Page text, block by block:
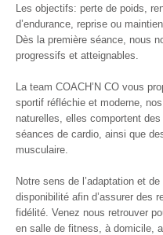
Les objectifs: perte de poids,
d’endurance, reprise ou
Dès la première séance, nous
progressifs et atteignables.
La team COACH’N CO vous
sportif réfléchie et moderne,
naturelles, elles comportent
séances de cardio, ainsi que
musculaire.
Notre sens de l’adaptation et
disponibilité afin d’assurer des
fidélité. Venez nous retrouver
en salle de fitness, à domicile,